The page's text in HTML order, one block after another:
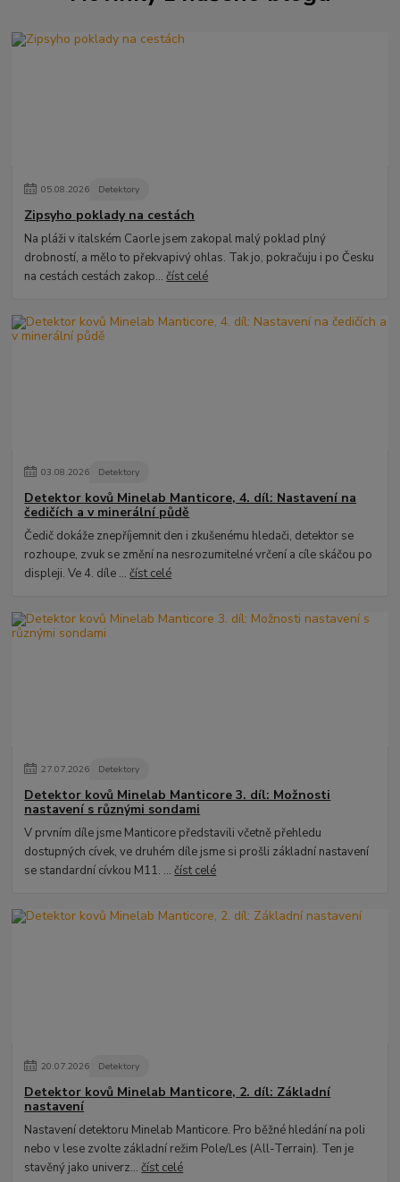
05.08.2026 Detektory
Zipsyho poklady na cestách
Na pláži v italském Caorle jsem zakopal malý poklad plný
drobností, a mělo to překvapivý ohlas. Tak jo, pokračuju i po Česku
na cestách cestách zakop...číst celé
03.08.2026 Detektory
Detektor kovů Minelab Manticore, 4. díl: Nastavení na
čedičích a v minerální půdě
Čedič dokáže znepříjemnit den i zkušenému hledači, detektor se
rozhoupe, zvuk se změní na nesrozumitelné vrčení a cíle skáčou po
displeji. Ve 4. díle ...číst celé
27.07.2026 Detektory
Detektor kovů Minelab Manticore 3. díl: Možnosti
nastavení s různými sondami
V prvním díle jsme Manticore představili včetně přehledu
dostupných cívek, ve druhém díle jsme si prošli základní nastavení
se standardní cívkou M11. ...číst celé
20.07.2026 Detektory
Detektor kovů Minelab Manticore, 2. díl: Základní
nastavení
Nastavení detektoru Minelab Manticore. Pro běžné hledání na poli
nebo v lese zvolte základní režim Pole/Les (All-Terrain). Ten je
stavěný jako univerz...číst celé